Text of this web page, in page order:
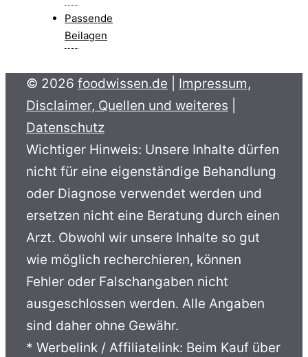
Passende
Beilagen
© 2026 foodwissen.de
Impressum,
Disclaimer, Quellen und weiteres
Datenschutz
Wichtiger Hinweis: Unsere Inhalte dürfen
nicht für eine eigenständige Behandlung
oder Diagnose verwendet werden und
ersetzen nicht eine Beratung durch einen
Arzt. Obwohl wir unsere Inhalte so gut
wie möglich recherchieren, können
Fehler oder Falschangaben nicht
ausgeschlossen werden. Alle Angaben
sind daher ohne Gewähr.
* Werbelink / Affiliatelink: Beim Kauf über